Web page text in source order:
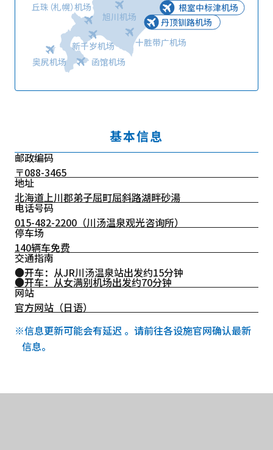
新千岁机场
丘珠（札幌）机场
函馆机场
奥尻机场
旭川机场
根室中标津机场
丹顶钏路机场
十胜带广机场
基本信息
邮政编码
〒088-3465
地址
北海道上川郡弟子屈町屈斜路湖畔砂湯
电话号码
015-482-2200 （川汤温泉观光咨询所）
停车场
140辆车免费
交通指南
●开车：从JR川汤温泉站出发约15分钟
●开车：从女满别机场出发约70分钟
网站
官方网站（日语）
※信息更新可能会有延迟 。请前往各设施官网确认最新
信息。